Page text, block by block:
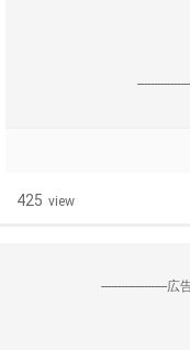
425 view
--------------------